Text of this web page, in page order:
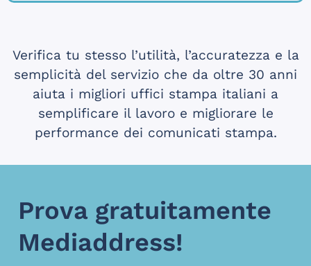
Verifica tu stesso l’utilità, l’accuratezza e la
semplicità del servizio che da oltre 30 anni
aiuta i migliori uffici stampa italiani a
semplificare il lavoro e migliorare le
performance dei comunicati stampa.
Prova gratuitamente
Mediaddress!